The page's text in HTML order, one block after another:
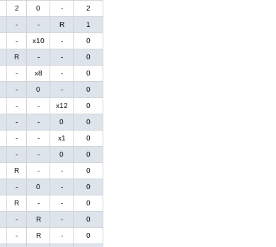
2 0 - 2
- - R 1
- x10 - 0
R - - 0
- x8 - 0
- 0 - 0
- - x12 0
- - 0 0
- - x1 0
- - 0 0
R - - 0
- 0 - 0
R - - 0
- R - 0
- R - 0